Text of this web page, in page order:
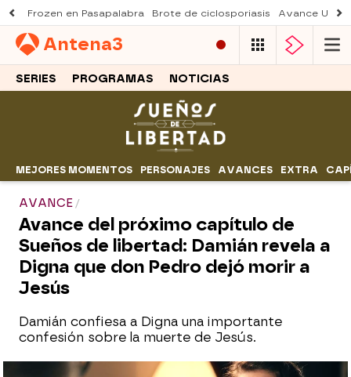
Frozen en Pasapalabra Brote de ciclosporiasis Avance Una
Antena3
SERIES PROGRAMAS NOTICIAS
MEJORES MOMENTOS PERSONAJES AVANCES EXTRA
AVANCE
Avance del próximo capítulo de
Sueños de libertad: Damián revela a
Digna que don Pedro dejó morir a
Jesús
Damián confiesa a Digna una importante
confesión sobre la muerte de Jesús.